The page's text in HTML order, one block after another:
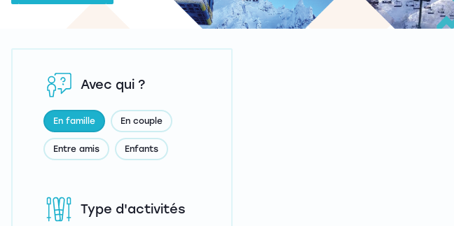
Type d'activités
Avec qui ?
En famille En couple
Entre amis Enfants